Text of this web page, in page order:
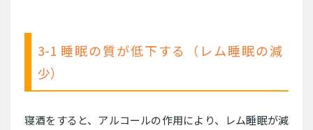
3-1 睡眠の質が低下する（レム睡眠の減
少）
寝酒をすると、アルコールの作用により、レム睡眠が減